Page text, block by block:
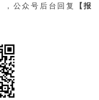
，公众号后台回复
【报